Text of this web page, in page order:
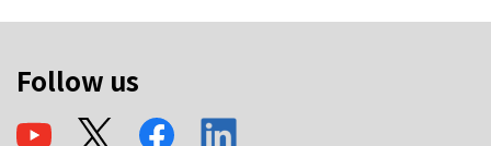
Follow us